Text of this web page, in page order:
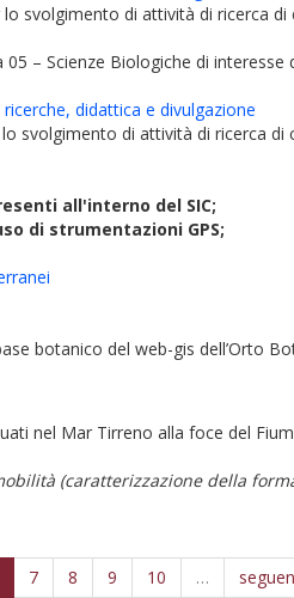
svolgimento di attività di ricerca
– Scienze Biologiche di
didattica e divulgazione
di attività di ricerca di
all'interno del SIC;
di strumentazioni GPS;
botanico del web-gis dell’Orto
nel Mar Tirreno alla foce del
(caratterizzazione della
7 8 9 10 …